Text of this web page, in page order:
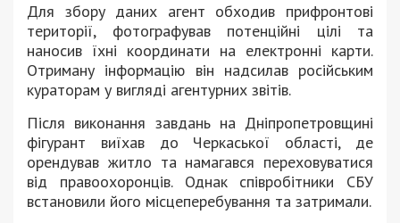
Для збору даних агент обходив прифронтові
території, фотографував потенційні цілі та
наносив їхні координати на електронні карти.
Отриману інформацію він надсилав російським
кураторам у вигляді агентурних звітів.
Після виконання завдань на Дніпропетровщині
фігурант виїхав до Черкаської області, де
орендував житло та намагався переховуватися
від правоохоронців. Однак співробітники СБУ
встановили його місцеперебування та затримали.